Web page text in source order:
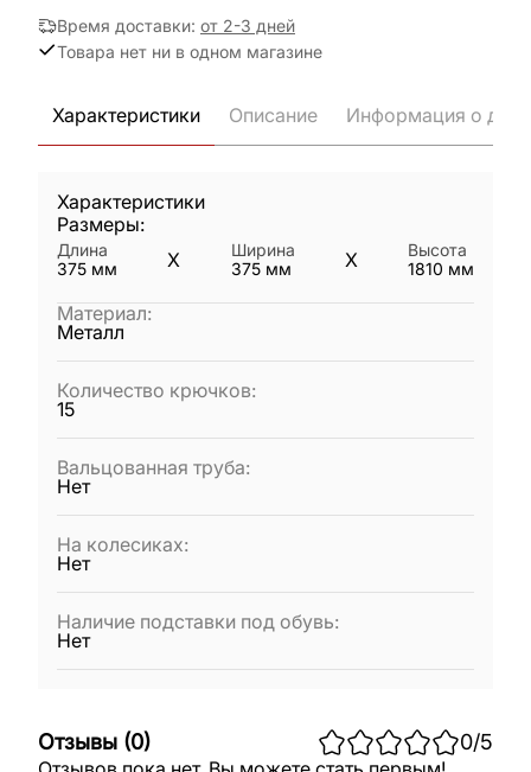
Время доставки: от 2-3 дней
Товара нет ни в одном магазине
Характеристики Описание Информация о
Характеристики
Размеры:
Длина
375 мм X
Ширина
375 мм X
Высота
1810 мм
Материал:
Металл
Количество крючков:
15
Вальцованная труба:
Нет
На колесиках:
Нет
Наличие подставки под обувь:
Нет
Отзывы (0) 0/5